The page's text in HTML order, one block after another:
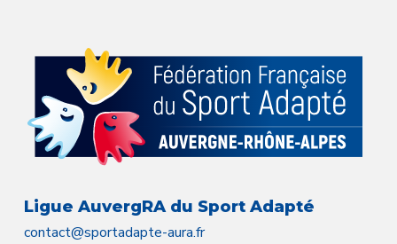
Ligue AuvergRA du Sport Adapté
contact@sportadapte-aura.fr